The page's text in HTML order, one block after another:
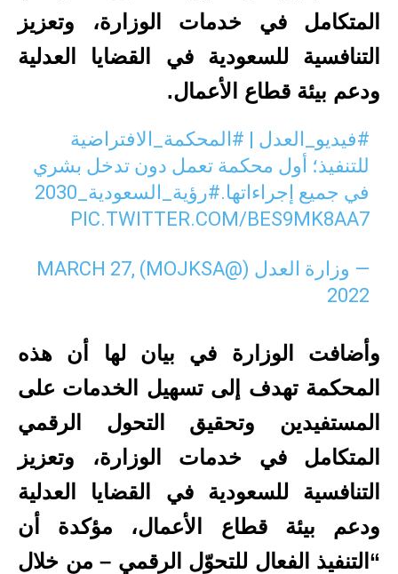
المتكامل في خدمات الوزارة، وتعزيز
التنافسية للسعودية في القضايا العدلية
ودعم بيئة قطاع الأعمال.
#فيديو_العدل | #المحكمة_الافتراضية
للتنفيذ؛ أول محكمة تعمل دون تدخل بشري
في جميع إجراءاتها.#رؤية_السعودية_2030
PIC.TWITTER.COM/BES9MK8AA7
— وزارة العدل (@MOJKSA)
MARCH 27,
2022
وأضافت الوزارة في بيان لها أن هذه
المحكمة تهدف إلى تسهيل الخدمات على
المستفيدين وتحقيق التحول الرقمي
المتكامل في خدمات الوزارة، وتعزيز
التنافسية للسعودية في القضايا العدلية
ودعم بيئة قطاع الأعمال، مؤكدة أن
“التنفيذ الفعال للتحوّل الرقمي – من خلال